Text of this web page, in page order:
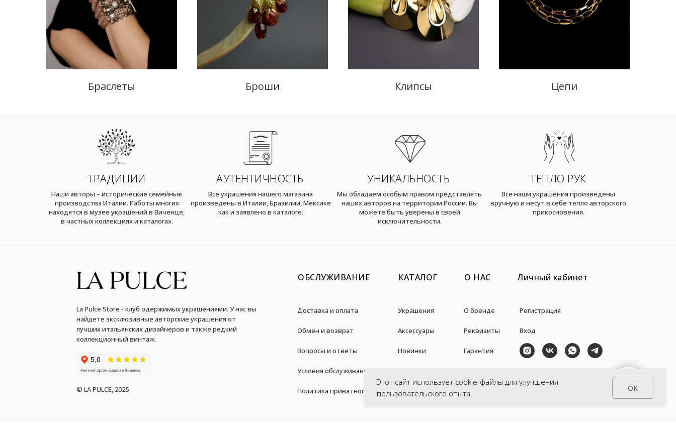
Браслеты Броши Клипсы Цепи
ТРАДИЦИИ
Наши авторы – исторические семейные
производства Италии. Работы многих
находятся в музее украшений в Виченце,
в частных коллекциях и каталогах.
АУТЕНТИЧНОСТЬ
Все украшения нашего магазина
произведены в Италии, Бразилии, Мексике
как и заявлено в каталоге.
УНИКАЛЬНОСТЬ
Мы обладаем особым правом представлять
наших авторов на территории России. Вы
можете быть уверены в своей
исключительности.
ТЕПЛО РУК
Все наши украшения произведены
вручную и несут в себе тепло авторского
прикосновения.
ОБСЛУЖИВАНИЕ
Доставка и оплата
Обмен и возврат
Вопросы и ответы
КАТАЛОГ
Украшения
Аксессуары
Новинки
Условия обслуживания
Политика приватности
О НАС
О бренде
Личный кабинет
Вход
La Pulce Store - клуб одержимых украшениями. У нас вы
найдете эксклюзивные авторские украшения от
лучших итальянских дизайнеров и также редкий
коллекционный винтаж.
© LA PULCE, 2025
Реквизиты
Гарантия
Регистрация
Этот сайт использует cookie-файлы для улучшения
пользовательского опыта.
OK
СВЯЗАТЬСЯ С НАМИ